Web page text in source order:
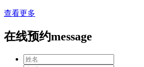
查看更多
在线预约message